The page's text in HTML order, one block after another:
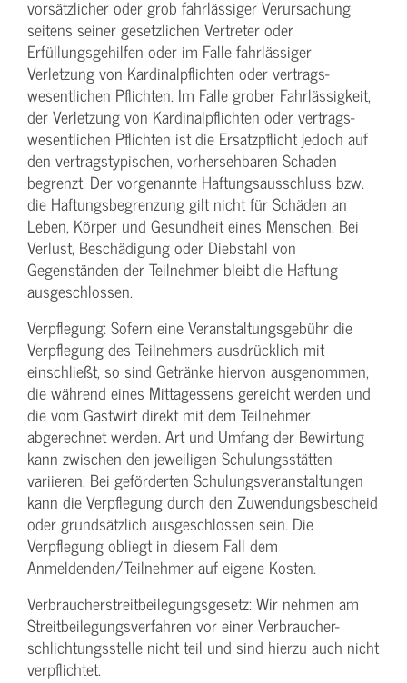
vorsätzlicher oder grob fahrlässiger Verursachung
seitens seiner gesetzlichen Vertreter oder
Erfüllungsgehilfen oder im Falle fahrlässiger
Verletzung von Kardinalpflichten oder vertrags­
wesentlichen Pflichten. Im Falle grober Fahrlässigkeit,
der Verletzung von Kardinalpflichten oder vertrags­
wesentlichen Pflichten ist die Ersatzpflicht jedoch auf
den vertragstypischen, vorhersehbaren Schaden
begrenzt. Der vorgenannte Haftungs­ausschluss bzw.
die Haftungs­begrenzung gilt nicht für Schäden an
Leben, Körper und Gesundheit eines Menschen. Bei
Verlust, Beschädigung oder Diebstahl von
Gegenständen der Teilnehmer bleibt die Haftung
ausgeschlossen.
Verpflegung: Sofern eine Veranstaltungs­gebühr die
Verpflegung des Teilnehmers ausdrücklich mit
einschließt, so sind Getränke hiervon ausgenommen,
die während eines Mittagessens gereicht werden und
die vom Gastwirt direkt mit dem Teilnehmer
abgerechnet werden. Art und Umfang der Bewirtung
kann zwischen den jeweiligen Schulungsstätten
variieren. Bei geförderten Schulungs­veranstaltungen
kann die Verpflegung durch den Zuwendungs­bescheid
oder grundsätzlich ausgeschlossen sein. Die
Verpflegung obliegt in diesem Fall dem
Anmeldenden/­Teilnehmer auf eigene Kosten.
Verbraucher­streitbeilegungs­gesetz: Wir nehmen am
Streit­beilegungs­verfahren vor einer Verbraucher­
schlichtungs­stelle nicht teil und sind hierzu auch nicht
verpflichtet.